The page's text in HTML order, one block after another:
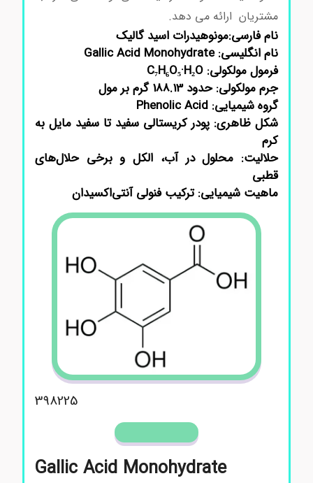
مشتریان ارائه می دهد.
نام فارسی:مونوهیدرات اسید گالیک
نام انگلیسی: Gallic Acid Monohydrate
فرمول مولکولی: C₇H₆O₅·H₂O
جرم مولکولی: حدود 188.13 گرم بر مول
گروه شیمیایی: Phenolic Acid
شکل ظاهری: پودر کریستالی سفید تا سفید مایل به
کرم
حلالیت: محلول در آب، الکل و برخی حلال‌های
قطبی
ماهیت شیمیایی: ترکیب فنولی آنتی‌اکسیدان
398225
Gallic Acid Monohydrate